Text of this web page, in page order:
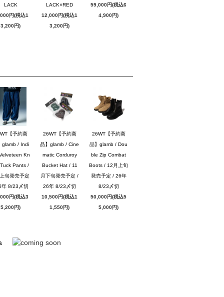
LACK
円(税込1
3,200円)
LACK×RED
12,000円(税込1
3,200円)
59,000円(税込6
4,900円)
【予約商
glamb / Indi
Kn
Pants /
旬発売予定
年 8/23〆切
円(税込3
5,200円)
26WT【予約商
品】glamb / Cine
matic Corduroy
Bucket Hat / 11
月下旬発売予定 /
26年 8/23〆切
10,500円(税込1
1,550円)
26WT【予約商
品】glamb / Dou
ble Zip Combat
Boots / 12月上旬
発売予定 / 26年
8/23〆切
50,000円(税込5
5,000円)